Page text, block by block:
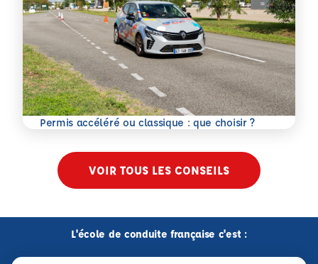
Permis accéléré ou classique : que choisir ?
En savoir plus
VOIR TOUS LES CONSEILS
L'école de conduite française c'est :